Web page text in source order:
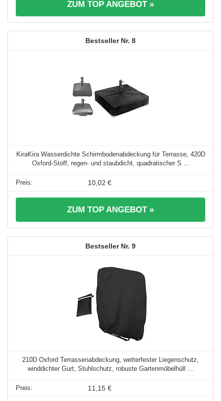
ZUM TOP ANGEBOT »
8
KiraKira Wasserdichte Schirmbodenabdeckung für Terrasse, 420D
Oxford-Stoff, regen- und staubdicht, quadratischer S ...
10,02 €
ZUM TOP ANGEBOT »
9
210D Oxford Terrassenabdeckung, wetterfester Liegenschutz,
winddichter Gurt, Stuhlschutz, robuste Gartenmöbelhüll ...
11,15 €